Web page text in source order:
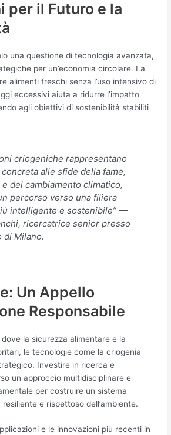
per il Futuro e la
una questione di tecnologia avanzata,
per un’economia circolare. La
alimenti freschi senza l’uso intensivo di
eccessivi aiuta a ridurre l’impatto
agli obiettivi di sostenibilità stabiliti
criogeniche rappresentano
alle sfide della fame,
del cambiamento climatico,
percorso verso una filiera
intelligente e sostenibile” —
ricercatrice senior presso
di Milano.
Un Appello
Responsabile
la sicurezza alimentare e la
le tecnologie come la criogenia
Investire in ricerca e
un approccio multidisciplinare e
per costruire un sistema
e rispettoso dell’ambiente.
e le innovazioni più recenti in